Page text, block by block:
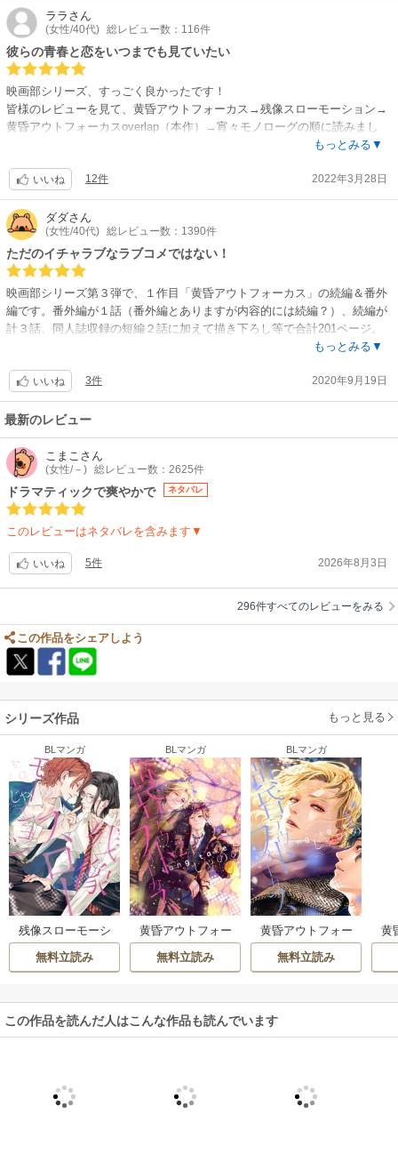
ララ さん
(女性/40代) 総レビュー数：116件
彼らの青春と恋をいつまでも見ていたい
映画部シリーズ、すっごく良かったです！
皆様のレビューを見て、黄昏アウトフォーカス→残像スローモーション→
黄昏アウトフォーカスoverlap（本作）→宵々モノローグの順に読みまし
ありのままの自分を肯定してくれる仲間達、少しずつ成長させてくれる恋
人、みんなで作りあげる映画。シリーズ通して魅力的な人達ばかりで、こ
んな青春いいなぁと羨ましくなります。
「残像」と「宵々」のCPもとっても好きですが、「黄昏」の寿×真央CPが
特に大好きです！真央がとても好き。迷ったり悩んだりするけれど、芯の
強さとあたたかさがあって、素直で可愛いくて。そしてなんといってもカ
メラを構えた時の眼差しが最高にかっこいい。海でのシーンは、本作表紙
のまま美しく、キラキラしてました。
もまだまだ見ていたいです！
もっとみる▼
いいね 12件 2022年3月28日
ダダさん
(女性/40代) 総レビュー数：1390件
ただのイチャラブなラブコメではない！
映画部シリーズ第３弾で、１作目「黄昏アウトフォーカス」の続編＆番外
編です。番外編が１話（番外編とありますが内容的には続編？）、続編が
計３話、同人誌収録の短編２話に加えて描き下ろし等で合計201ページ。
ページ数は少なくないですが、内容は一続きの長編ではなく短編を集めた
いが始まった寿×真央のイチャラブが中心なのですが、それぞれの将来だ
ったりお互いを思い遣る気持ちだったり、ただのラブコメではなくてメッ
セージ性もあってとても惹き込まれました。あと寿の色気が更に増した気
が…。色っぽくて艶があって、一見中性的なビジュアルなのにふとした時
に見せる表情が男っぽくて格好良かったです。じゃのめ先生の攻めた画角
も健在で、上からとか斜め後ろからとか色んなアングルのコマ割りがダイ
ナミックでした。
もっとみる▼
いいね 3件 2020年9月19日
最新のレビュー
こまこ さん
(女性/－) 総レビュー数：2625件
ドラマティックで爽やかで ネタバレ
このレビューはネタバレを含みます▼
いいね 5件 2026年8月3日
296件すべてのレビューをみる
この作品をシェアしよう
シリーズ作品 もっと見る
BLマンガ
残像スローモーシ
ョン
無料立読み
BLマンガ
黄昏アウトフォー
カス long take（2）
小冊子付き特別仕
無料立読み
BLマンガ
黄昏アウトフォー
カス long take
無料立読み
黄
この作品を読んだ人はこんな作品も読んでいます